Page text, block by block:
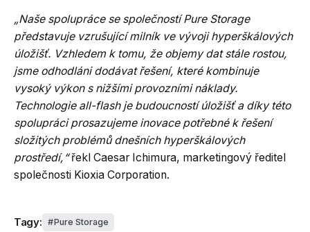
„Naše spolupráce se společností Pure Storage
představuje vzrušující milník ve vývoji hyperškálových
úložišť. Vzhledem k tomu, že objemy dat stále rostou,
jsme odhodláni dodávat řešení, které kombinuje
vysoký výkon s nižšími provozními náklady.
Technologie all-flash je budoucností úložišť a díky této
spolupráci prosazujeme inovace potřebné k řešení
složitých problémů dnešních hyperškálových
prostředí,“řekl Caesar Ichimura, marketingový ředitel
společnosti Kioxia Corporation.
Tagy: Pure Storage